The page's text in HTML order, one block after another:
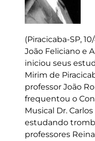
(Piracicaba-SP,
João Feliciano e
iniciou seus
Mirim de
professor João
frequentou o
Musical Dr.
estudando
professores